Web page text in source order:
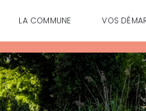
LA COMMUNE VOS